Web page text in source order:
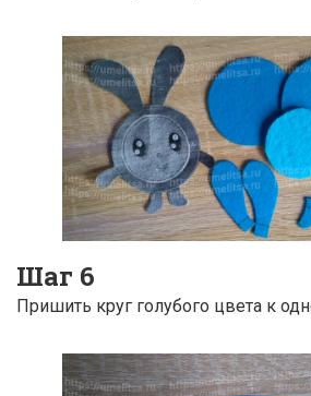
Шаг 6
Пришить круг голубого цвета к